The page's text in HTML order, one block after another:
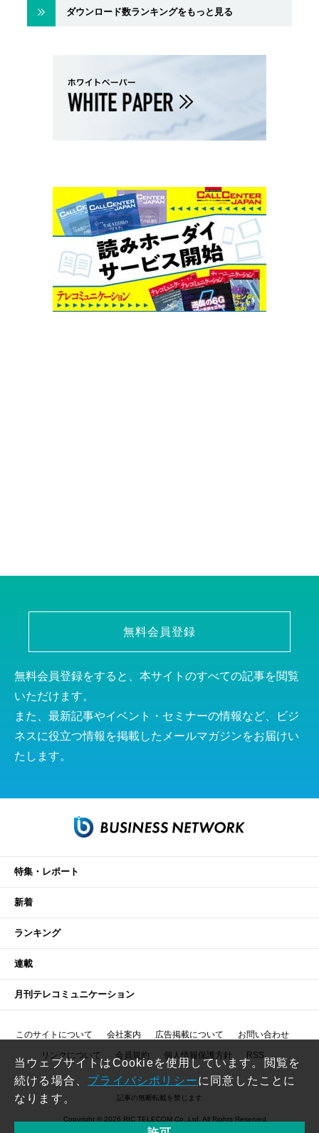
ダウンロード数ランキングをもっと見る
無料会員登録
無料会員登録をすると、本サイトのすべての記事を閲覧
いただけます。
また、最新記事やイベント・セミナーの情報など、ビジ
ネスに役立つ情報を掲載したメールマガジンをお届けい
たします。
特集・レポート
新着
ランキング
連載
月刊テレコミュニケーション
このサイトについて 会社案内 広告掲載について お問い合わせ
リンクについて 会員規約 個人情報保護方針 RSS
記事の無断転載を禁じます
Copyright © 2026 RIC TELECOM Co.,Ltd. All Rights Reserved.
当ウェブサイトはCookieを使用しています。閲覧を
続ける場合、 プライバシポリシーに同意したことに
なります。